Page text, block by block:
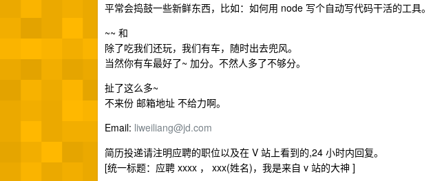
平常会捣鼓一些新鲜东西，比如：如何用 node 写个自动写代码干活的工具。
~~ 和
除了吃我们还玩，我们有车，随时出去兜风。
当然你有车最好了~ 加分。不然人多了不够分。
扯了这么多~
不来份 邮箱地址 不给力啊。
Email: liweiliang@jd.com
简历投递请注明应聘的职位以及在 V 站上看到的,24 小时内回复。
[统一标题：应聘 xxxx ， xxx(姓名)，我是来自 v 站的大神 ]